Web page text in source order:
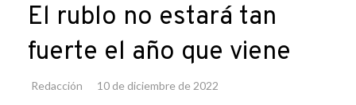
El rublo no estará tan
fuerte el año que viene
Redacción 10 de diciembre de 2022